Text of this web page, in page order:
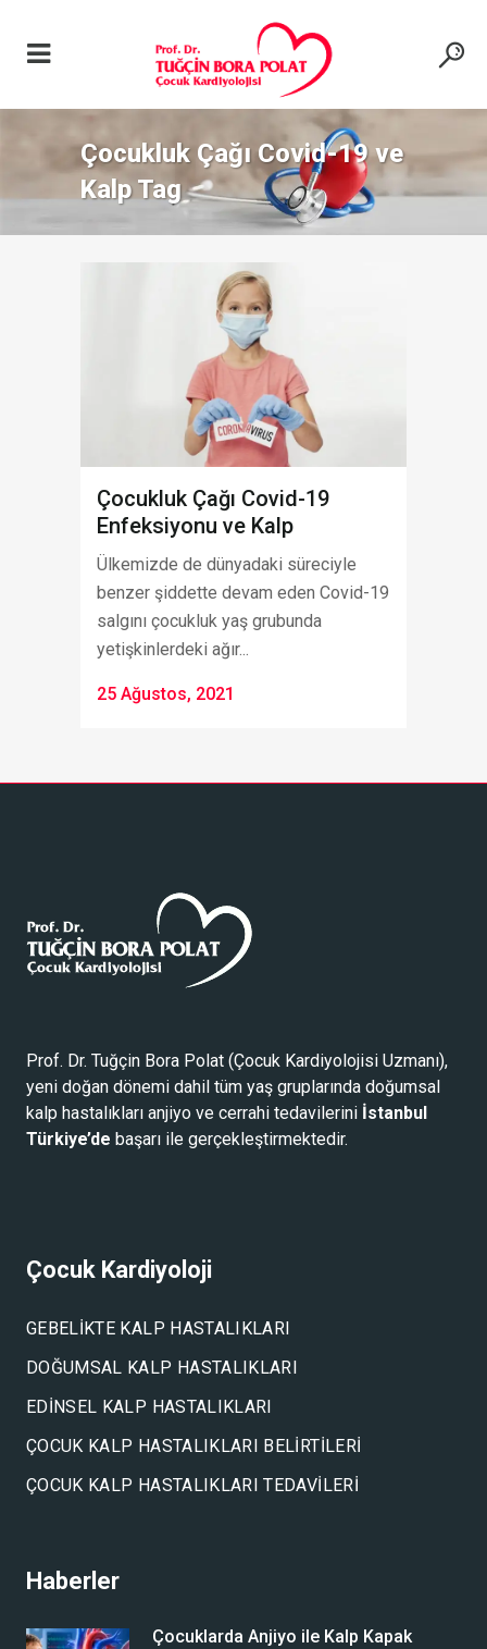
Çocukluk Çağı Covid-19 ve
Kalp Tag
Çocukluk Çağı Covid-19
Enfeksiyonu ve Kalp
Ülkemizde de dünyadaki süreciyle
benzer şiddette devam eden Covid-19
salgını çocukluk yaş grubunda
yetişkinlerdeki ağır...
25 Ağustos, 2021
Prof. Dr. Tuğçin Bora Polat (Çocuk Kardiyolojisi Uzmanı),
yeni doğan dönemi dahil tüm yaş gruplarında doğumsal
kalp hastalıkları anjiyo ve cerrahi tedavilerini İstanbul
Türkiye’de başarı ile gerçekleştirmektedir.
Çocuk Kardiyoloji
GEBELIKTE KALP HASTALIKLARI
DOĞUMSAL KALP HASTALIKLARI
EDINSEL KALP HASTALIKLARI
ÇOCUK KALP HASTALIKLARI BELIRTILERI
ÇOCUK KALP HASTALIKLARI TEDAVILERI
Haberler
Çocuklarda Anjiyo ile Kalp Kapak